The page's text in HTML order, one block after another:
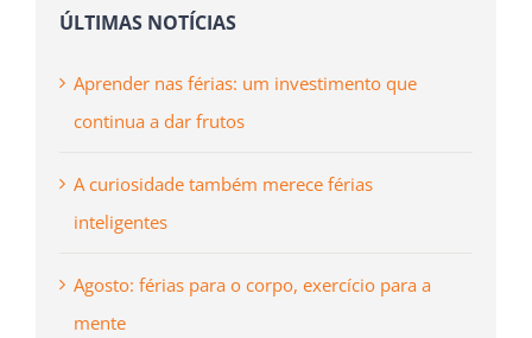
ÚLTIMAS NOTÍCIAS
Aprender nas férias: um investimento que
continua a dar frutos
A curiosidade também merece férias
inteligentes
Agosto: férias para o corpo, exercício para a
mente